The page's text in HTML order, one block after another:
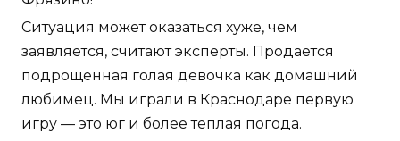
Ситуация может оказаться хуже, чем
заявляется, считают эксперты. Продается
подрощенная голая девочка как домашний
любимец. Мы играли в Краснодаре первую
игру — это юг и более теплая погода.